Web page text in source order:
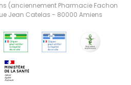
(anciennement Pharmacie Fachon
Jean Catelas - 80000 Amiens